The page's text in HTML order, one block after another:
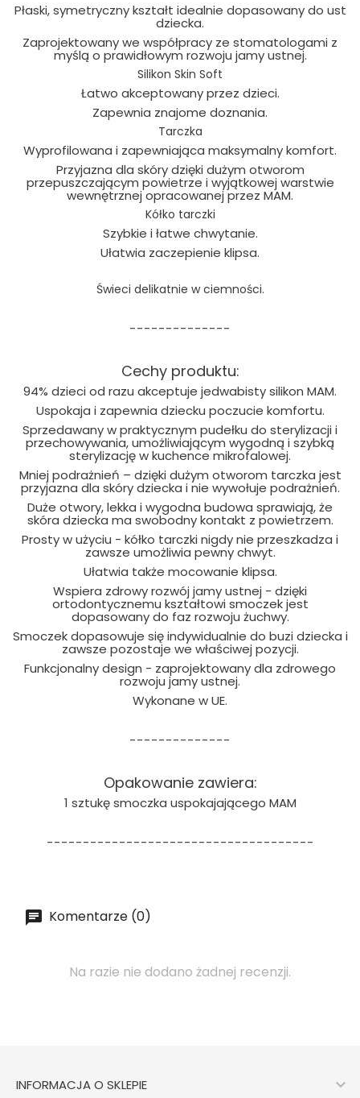
Płaski, symetryczny kształt idealnie dopasowany do ust
dziecka.
Zaprojektowany we współpracy ze stomatologami z
myślą o prawidłowym rozwoju jamy ustnej.
Silikon Skin Soft
Łatwo akceptowany przez dzieci.
Zapewnia znajome doznania.
Tarczka
Wyprofilowana i zapewniająca maksymalny komfort.
Przyjazna dla skóry dzięki dużym otworom
przepuszczającym powietrze i wyjątkowej warstwie
wewnętrznej opracowanej przez MAM.
Kółko tarczki
Szybkie i łatwe chwytanie.
Ułatwia zaczepienie klipsa.
Świeci delikatnie w ciemności.
--------------
Cechy produktu:
94% dzieci od razu akceptuje jedwabisty silikon MAM.
Uspokaja i zapewnia dziecku poczucie komfortu.
Sprzedawany w praktycznym pudełku do sterylizacji i
przechowywania, umożliwiającym wygodną i szybką
sterylizację w kuchence mikrofalowej.
Mniej podrażnień – dzięki dużym otworom tarczka jest
przyjazna dla skóry dziecka i nie wywołuje podrażnień.
Duże otwory, lekka i wygodna budowa sprawiają, że
skóra dziecka ma swobodny kontakt z powietrzem.
Prosty w użyciu - kółko tarczki nigdy nie przeszkadza i
zawsze umożliwia pewny chwyt.
Ułatwia także mocowanie klipsa.
Wspiera zdrowy rozwój jamy ustnej - dzięki
ortodontycznemu kształtowi smoczek jest
dopasowany do faz rozwoju żuchwy.
Smoczek dopasowuje się indywidualnie do buzi dziecka i
zawsze pozostaje we właściwej pozycji.
Funkcjonalny design - zaprojektowany dla zdrowego
rozwoju jamy ustnej.
Wykonane w UE.
--------------
Opakowanie zawiera:
1 sztukę smoczka uspokajającego MAM
-------------------------------------
Komentarze (0)
Na razie nie dodano żadnej recenzji.
INFORMACJA O SKLEPIE 